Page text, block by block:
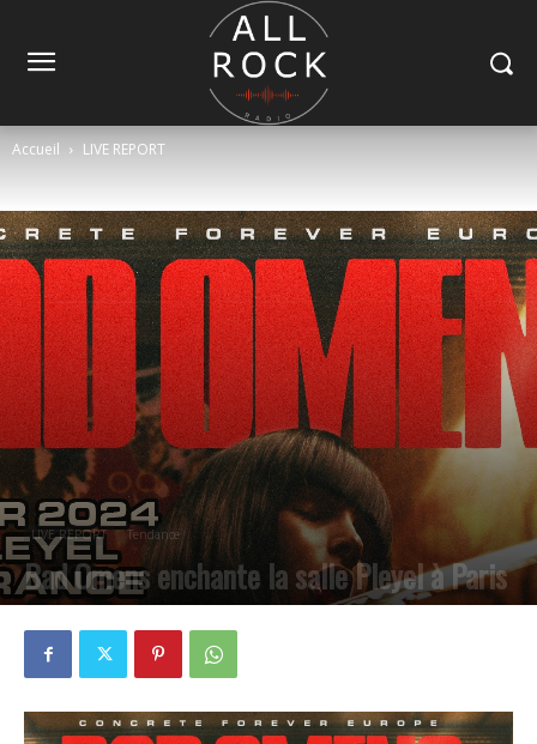
Accueil LIVE REPORT
LIVE REPORT Tendance
Bad Omens enchante la salle Pleyel à Paris